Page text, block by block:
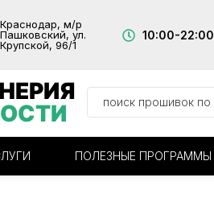
Краснодар, м/р
Пашковский, ул.
Крупской, 96/1
10:00-22:00
ПОЛЕЗНЫЕ ПРОГРАММЫ